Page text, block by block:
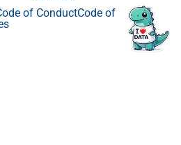
of ConductCode of